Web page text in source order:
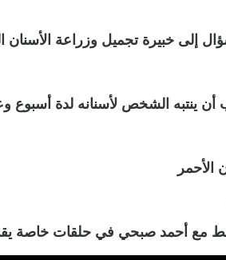
إلى خبيرة تجميل وزراعة الأسنان
أن ينتبه الشخص لأسنانه لدة أسبوع
الأحمر
مع أحمد صبحي في حلقات خاصة